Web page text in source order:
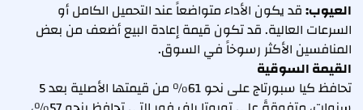
العيوب:قد يكون الأداء متواضعاً عند التحميل الكامل أو
السرعات العالية. قد تكون قيمة إعادة البيع أضعف من بعض
المنافسين الأكثر رسوخاً في السوق.
القيمة السوقية
تحافظ كيا سبورتاج على نحو 61% من قيمتها الأصلية بعد 5